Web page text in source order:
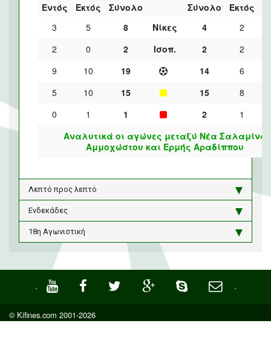
Εντός Εκτός Σύνολο Σύνολο Εκτός
3
5 8 Νίκες 4
2
2
0 2 Ισοπ. 2
2
9
10 19 14
6
5
10 15 15
8
0
1 1 2
1
Αναλυτικά οι αγώνες μεταξύ Νέα Σαλαμίνα
Αμμοχώστου και Ερμής Αραδίππου
Λεπτό προς λεπτό
Ενδεκάδες
18η Αγωνιστική
· ·
© Kifines.com 2001-2026